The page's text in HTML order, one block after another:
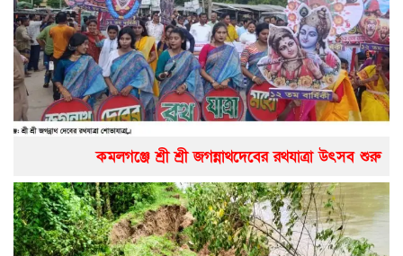
কমলগঞ্জে শ্রী শ্রী জগন্নাথদেবের রথযাত্রা উৎসব শুরু